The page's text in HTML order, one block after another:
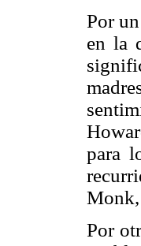
Por
en la
para
Por